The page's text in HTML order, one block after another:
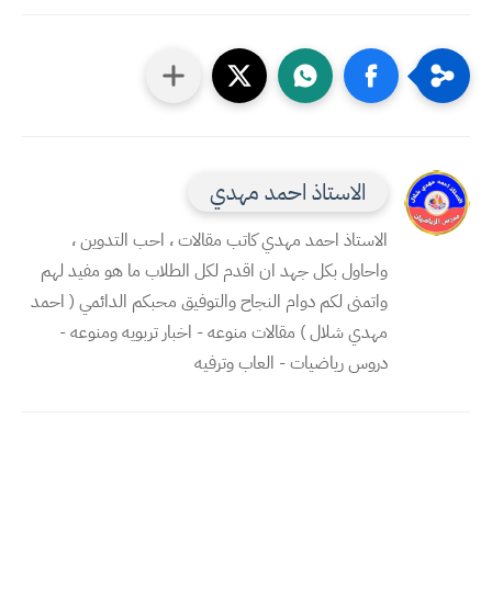
الاستاذ احمد مهدي
الاستاذ احمد مهدي كاتب مقالات ، احب التدوين ،
واحاول بكل جهد ان اقدم لكل الطلاب ما هو مفيد لهم
واتمنى لكم دوام النجاح والتوفيق محبكم الدائمي ( احمد
مهدي شلال ) مقالات منوعه - اخبار تربويه ومنوعه -
دروس رياضيات - العاب وترفيه